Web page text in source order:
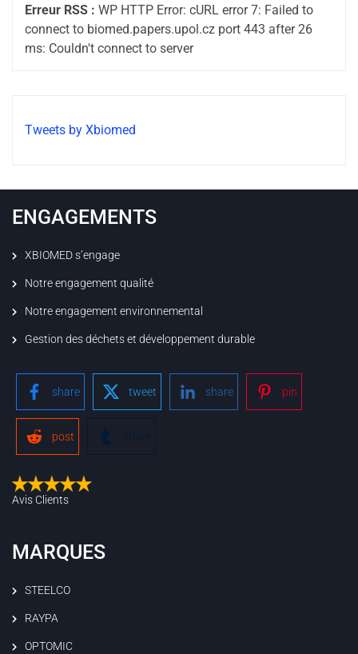
Erreur RSS : WP HTTP Error: cURL error 7: Failed to
connect to biomed.papers.upol.cz port 443 after 26
ms: Couldn't connect to server
Tweets by Xbiomed
ENGAGEMENTS
XBIOMED s’engage
Notre engagement qualité
Notre engagement environnemental
Gestion des déchets et développement durable
share tweet share pin
post share
Avis Clients
MARQUES
STEELCO
RAYPA
OPTOMIC